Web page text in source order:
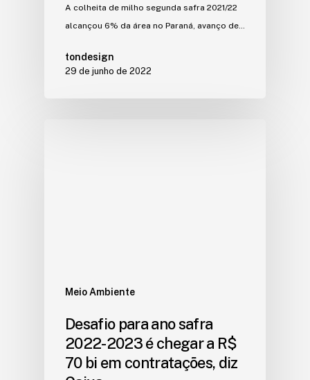
A colheita de milho segunda safra 2021/22
alcançou 6% da área no Paraná, avanço de…
tondesign
29 de junho de 2022
Meio Ambiente
Desafio para ano safra
2022-2023 é chegar a R$
70 bi em contratações, diz